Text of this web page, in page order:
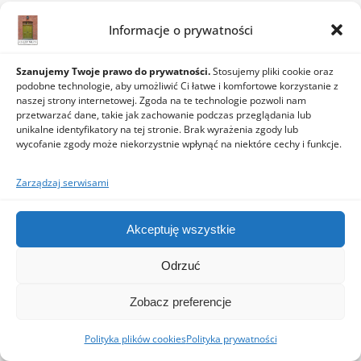
Informacje o prywatności
Szanujemy Twoje prawo do prywatności.Stosujemy pliki cookie oraz
podobne technologie, aby umożliwić Ci łatwe i komfortowe korzystanie z
naszej strony internetowej. Zgoda na te technologie pozwoli nam
przetwarzać dane, takie jak zachowanie podczas przeglądania lub
unikalne identyfikatory na tej stronie. Brak wyrażenia zgody lub
wycofanie zgody może niekorzystnie wpłynąć na niektóre cechy i funkcje.
Zarządzaj serwisami
Akceptuję wszystkie
Odrzuć
Zobacz preferencje
Polityka plików cookiesPolityka prywatności
2026 © Stowarzyszenie Tylko Księży Młyn
Polityka prywatności Polityka plików cookies (EU)
Ashe Motyw
przezWP Royal.